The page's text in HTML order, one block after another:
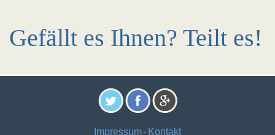
Gefällt es Ihnen? Teilt es!
Impressum - Kontakt